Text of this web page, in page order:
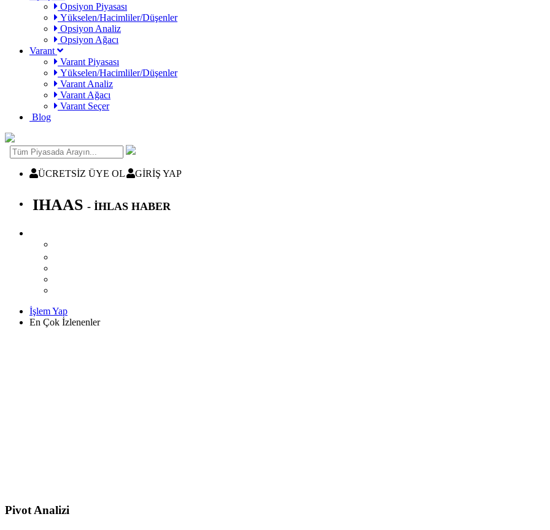
Opsiyon Piyasası
Yükselen/Hacimliler/Düşenler
Opsiyon Analiz
Opsiyon Ağacı
Varant
Varant Piyasası
Yükselen/Hacimliler/Düşenler
Varant Analiz
Varant Ağacı
Varant Seçer
Blog
ÜCRETSİZ ÜYE OL GİRİŞ YAP
IHAAS - İHLAS HABER
İşlem Yap
En Çok İzlenenler
Pivot Analizi